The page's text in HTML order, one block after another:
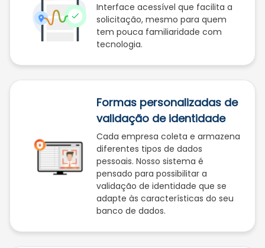
Interface acessível que facilita a
solicitação, mesmo para quem
tem pouca familiaridade com
tecnologia.
Formas personalizadas de
validação de identidade
Cada empresa coleta e armazena
diferentes tipos de dados
pessoais. Nosso sistema é
pensado para possibilitar a
validação de identidade que se
adapte às características do seu
banco de dados.